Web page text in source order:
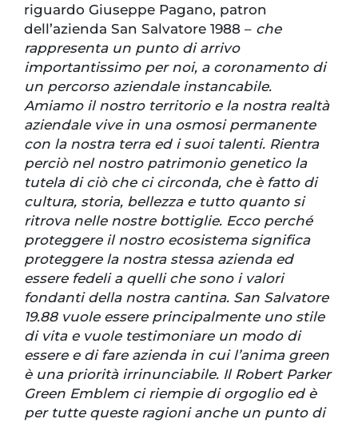
riguardo Giuseppe Pagano, patron
dell’azienda San Salvatore 1988 – che
rappresenta un punto di arrivo
importantissimo per noi, a coronamento di
un percorso aziendale instancabile.
Amiamo il nostro territorio e la nostra realtà
aziendale vive in una osmosi permanente
con la nostra terra ed i suoi talenti. Rientra
perciò nel nostro patrimonio genetico la
tutela di ciò che ci circonda, che è fatto di
cultura, storia, bellezza e tutto quanto si
ritrova nelle nostre bottiglie. Ecco perché
proteggere il nostro ecosistema significa
proteggere la nostra stessa azienda ed
essere fedeli a quelli che sono i valori
fondanti della nostra cantina. San Salvatore
19.88 vuole essere principalmente uno stile
di vita e vuole testimoniare un modo di
essere e di fare azienda in cui l’anima green
è una priorità irrinunciabile. Il Robert Parker
Green Emblem ci riempie di orgoglio ed è
per tutte queste ragioni anche un punto di